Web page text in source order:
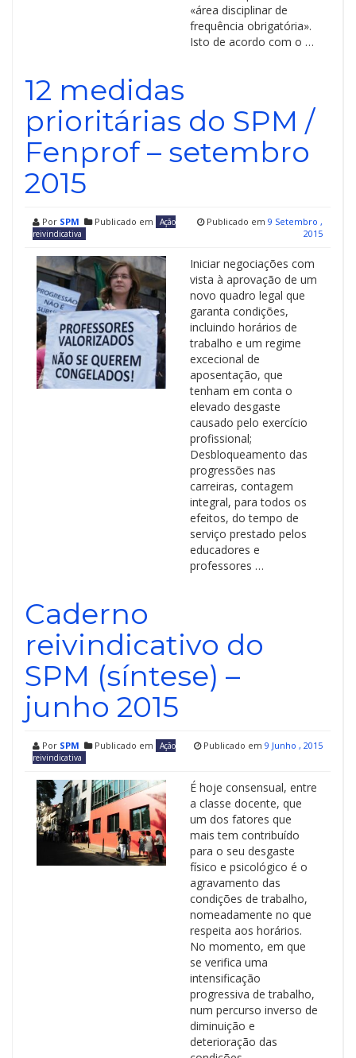
«área disciplinar de
frequência obrigatória».
Isto de acordo com o …
12 medidas
prioritárias do SPM /
Fenprof – setembro
2015
Por SPM Publicado em
Ação
reivindicativa
Publicado em 9 Setembro ,
2015
Iniciar negociações com
vista à aprovação de um
novo quadro legal que
garanta condições,
incluindo horários de
trabalho e um regime
excecional de
aposentação, que
tenham em conta o
elevado desgaste
causado pelo exercício
profissional;
Desbloqueamento das
progressões nas
carreiras, contagem
integral, para todos os
efeitos, do tempo de
serviço prestado pelos
educadores e
professores …
Caderno
reivindicativo do
SPM (síntese) –
junho 2015
Por SPM Publicado em
Ação
reivindicativa
Publicado em 9 Junho , 2015
É hoje consensual, entre
a classe docente, que
um dos fatores que
mais tem contribuído
para o seu desgaste
físico e psicológico é o
agravamento das
condições de trabalho,
nomeadamente no que
respeita aos horários.
No momento, em que
se verifica uma
intensificação
progressiva de trabalho,
num percurso inverso de
diminuição e
deterioração das